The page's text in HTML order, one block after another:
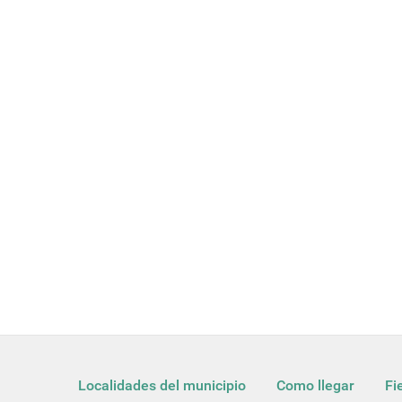
Localidades del municipio Como llegar